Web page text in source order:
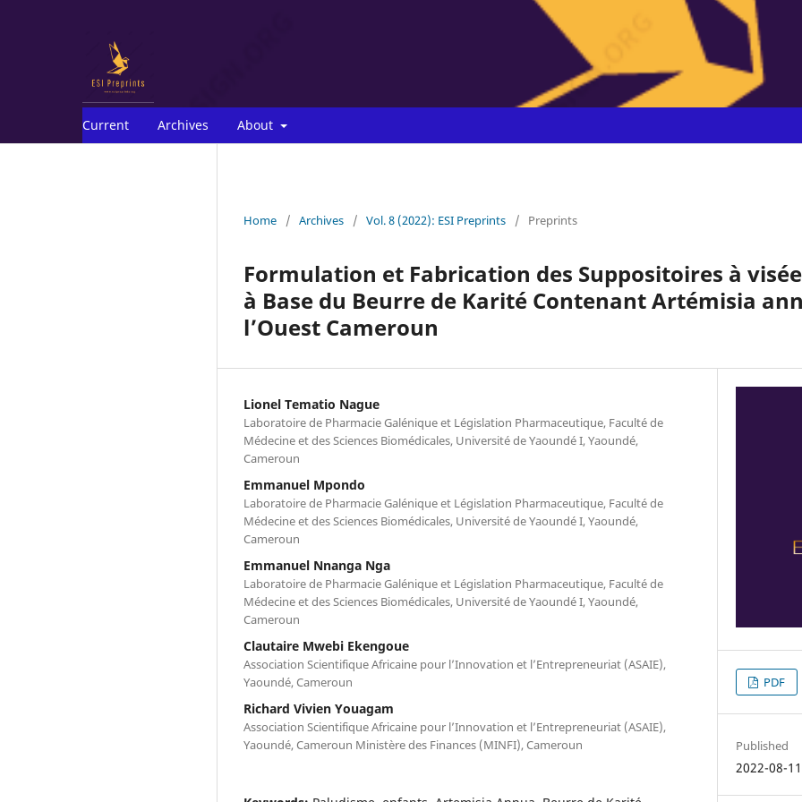
Current Archives About
Home / Archives / Vol. 8 (2022): ESI Preprints / Preprints
Formulation et Fabrication des Suppositoires à
à Base du Beurre de Karité Contenant Artémisia
l’Ouest Cameroun
Lionel Tematio Nague
Laboratoire de Pharmacie Galénique et Législation Pharmaceutique, Faculté de
Médecine et des Sciences Biomédicales, Université de Yaoundé I, Yaoundé,
Cameroun
Emmanuel Mpondo
Laboratoire de Pharmacie Galénique et Législation Pharmaceutique, Faculté de
Médecine et des Sciences Biomédicales, Université de Yaoundé I, Yaoundé,
Cameroun
Emmanuel Nnanga Nga
Laboratoire de Pharmacie Galénique et Législation Pharmaceutique, Faculté de
Médecine et des Sciences Biomédicales, Université de Yaoundé I, Yaoundé,
Cameroun
Clautaire Mwebi Ekengoue
Association Scientifique Africaine pour l’Innovation et l’Entrepreneuriat (ASAIE),
Yaoundé, Cameroun
Richard Vivien Youagam
Association Scientifique Africaine pour l’Innovation et l’Entrepreneuriat (ASAIE),
Yaoundé, Cameroun Ministère des Finances (MINFI), Cameroun
PDF
Published
2022-08-11